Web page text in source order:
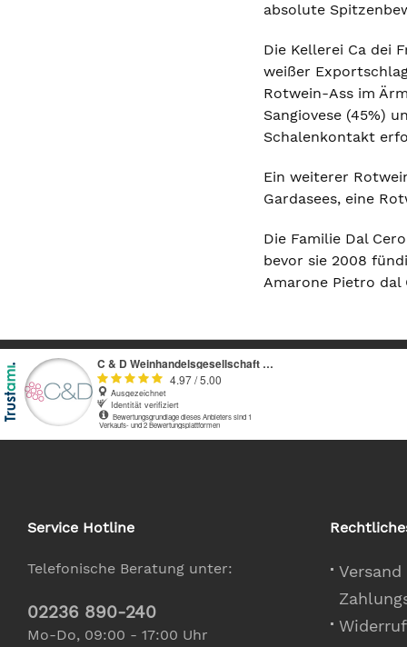
absolute
Die Kellerei Ca dei
weißer
Rotwein-Ass im
Sangiovese (45%)
Schalenkontakt
Ein weiterer
Gardasees, eine
Die Familie Dal
bevor sie 2008
Amarone Pietro dal
Service Hotline
Telefonische Beratung unter:
02236 890-240
Mo-Do, 09:00 - 17:00 Uhr